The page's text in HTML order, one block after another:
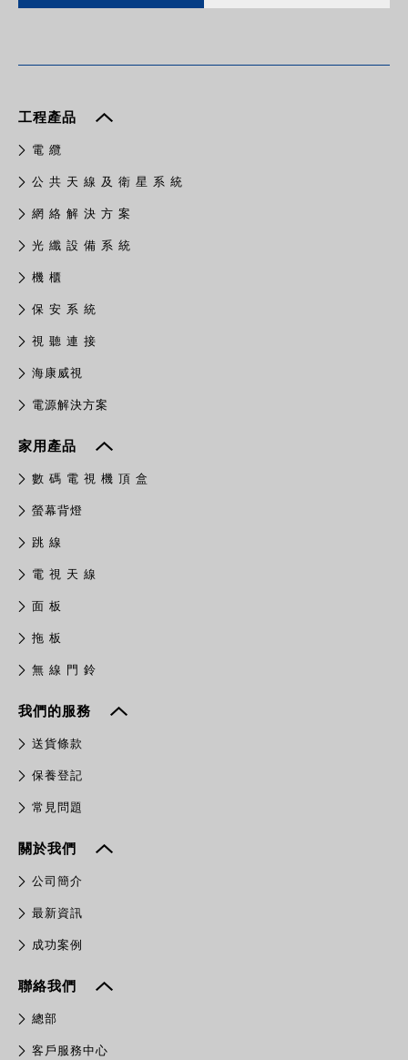
工程產品
電 纜
公 共 天 線 及 衛 星 系 統
網 絡 解 決 方 案
光 纖 設 備 系 統
機 櫃
保 安 系 統
視 聽 連 接
​海康威視
電源解決方案
家用產品
數 碼 電 視 機 頂 盒
螢幕背燈
跳 線
電 視 天 線
面 板
拖 板
無 線 門 鈴
我們的服務
送貨條款
保養登記
常見問題
關於我們
公司簡介
最新資訊
成功案例
聯絡我們
總部
客戶服務中心